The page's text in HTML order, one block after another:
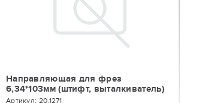
Направляющая для фрез
6,34*103мм (штифт, выталкиватель)
Артикул: 20.1271